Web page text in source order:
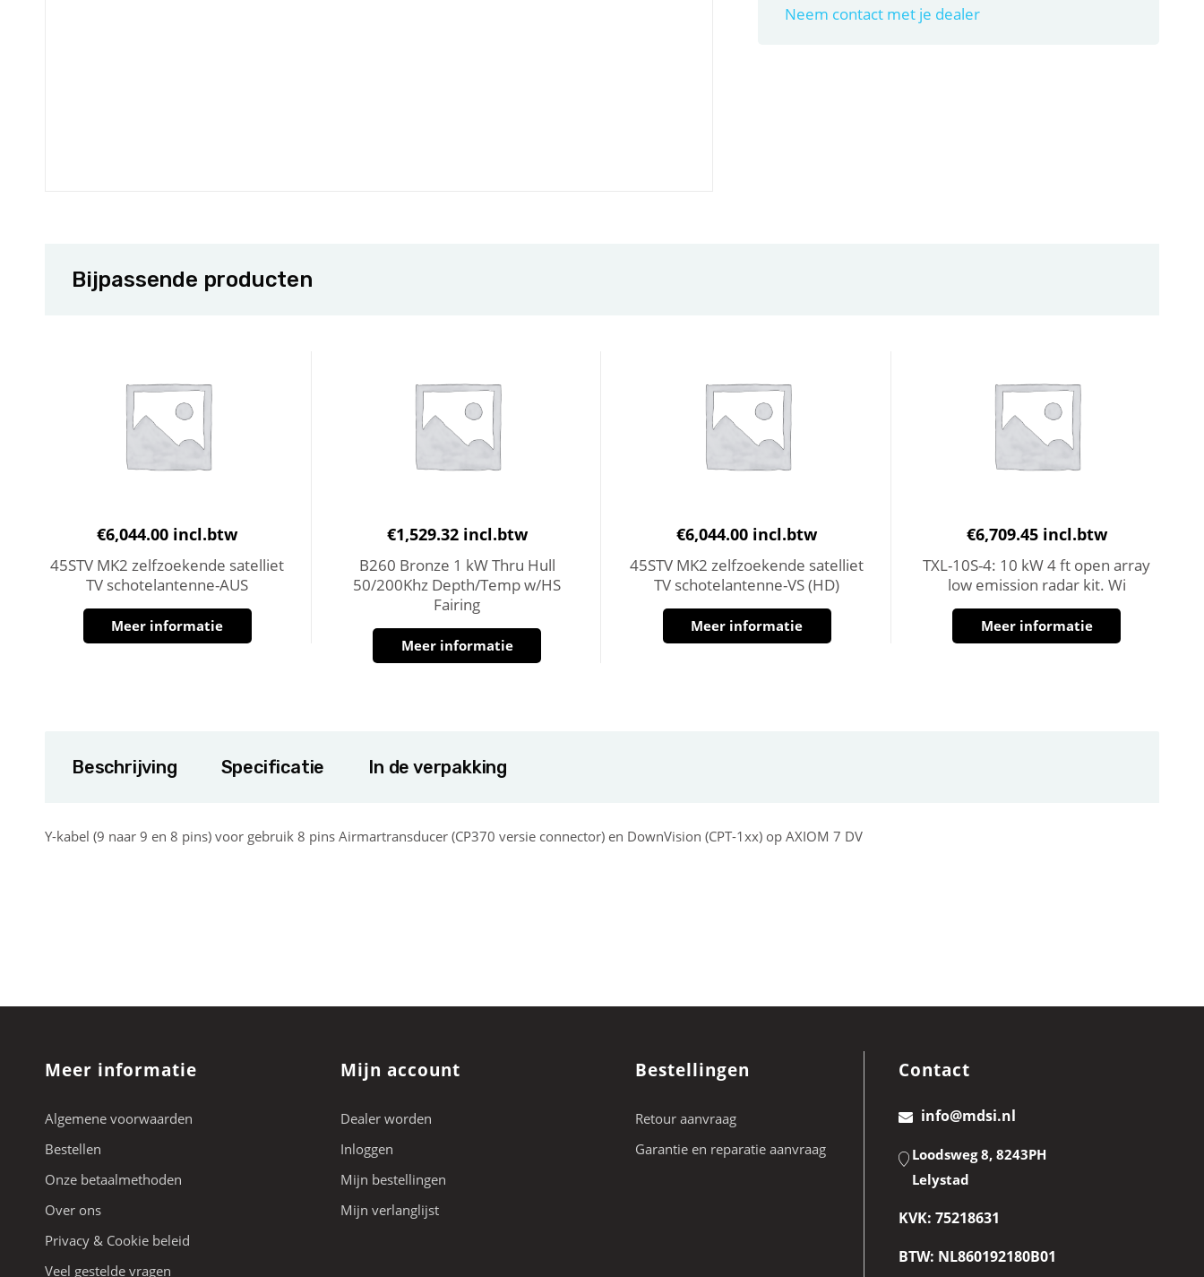
Neem contact met je dealer
Bijpassende producten
€6,044.00 incl.btw
45STV MK2 zelfzoekende satelliet
TV schotelantenne-AUS
Meer informatie
€1,529.32 incl.btw
B260 Bronze 1 kW Thru Hull
50/200Khz Depth/Temp w/HS
Fairing
Meer informatie
€6,044.00 incl.btw
45STV MK2 zelfzoekende satelliet
TV schotelantenne-VS (HD)
Meer informatie
€6,709.45 incl.btw
TXL-10S-4: 10 kW 4 ft open array
low emission radar kit. Wi
Meer informatie
Beschrijving Specificatie In de verpakking
Y-kabel (9 naar 9 en 8 pins) voor gebruik 8 pins Airmartransducer (CP370 versie connector) en DownVision (CPT-1xx) op AXIOM 7 DV
Meer informatie
Algemene voorwaarden
Bestellen
Onze betaalmethoden
Over ons
Privacy & Cookie beleid
Veel gestelde vragen
Mijn account
Dealer worden
Inloggen
Mijn bestellingen
Mijn verlanglijst
Bestellingen
Retour aanvraag
Garantie en reparatie aanvraag
Contact
info@mdsi.nl
Loodsweg 8, 8243PH
Lelystad
KVK: 75218631
BTW: NL860192180B01